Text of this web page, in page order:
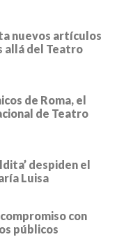
nuevos artículos
allá del Teatro
de Roma, el
de Teatro
despiden el
Luisa
con
públicos